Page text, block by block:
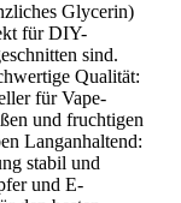
Glycerin)
für DIY-
sind.
Qualität:
für Vape-
und fruchtigen
Langanhaltend:
stabil und
und E-